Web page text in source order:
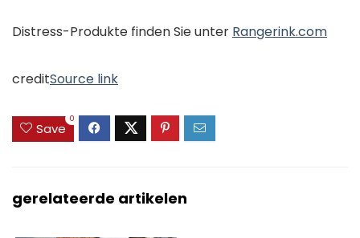
Distress-Produkte finden Sie unter Rangerink.com
creditSource link
Save
0
gerelateerde artikelen